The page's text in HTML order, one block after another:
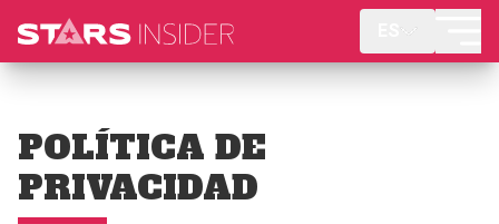
POLÍTICA DE
PRIVACIDAD